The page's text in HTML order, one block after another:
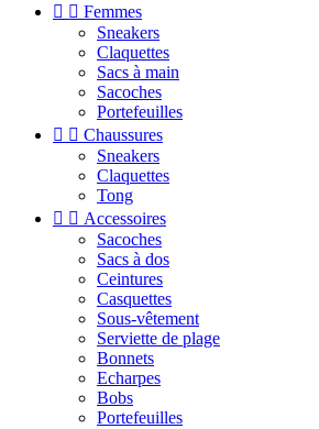
  Femmes
Sneakers
Claquettes
Sacs à main
Sacoches
Portefeuilles
  Chaussures
Sneakers
Claquettes
Tong
  Accessoires
Sacoches
Sacs à dos
Ceintures
Casquettes
Sous-vêtement
Serviette de plage
Bonnets
Echarpes
Bobs
Portefeuilles